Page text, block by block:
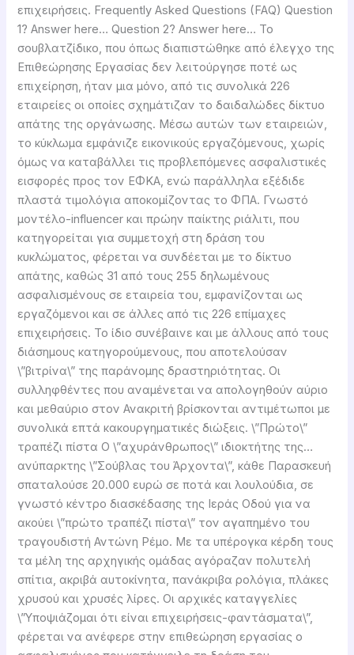
επιχειρήσεις. Frequently Asked Questions (FAQ) Question
1? Answer here… Question 2? Answer here… Το
σουβλατζίδικο, που όπως διαπιστώθηκε από έλεγχο της
Επιθεώρησης Εργασίας δεν λειτούργησε ποτέ ως
επιχείρηση, ήταν μια μόνο, από τις συνολικά 226
εταιρείες οι οποίες σχημάτιζαν το δαιδαλώδες δίκτυο
απάτης της οργάνωσης. Μέσω αυτών των εταιρειών,
το κύκλωμα εμφάνιζε εικονικούς εργαζόμενους, χωρίς
όμως να καταβάλλει τις προβλεπόμενες ασφαλιστικές
εισφορές προς τον ΕΦΚΑ, ενώ παράλληλα εξέδιδε
πλαστά τιμολόγια αποκομίζοντας το ΦΠΑ. Γνωστό
μοντέλο-influencer και πρώην παίκτης ριάλιτι, που
κατηγορείται για συμμετοχή στη δράση του
κυκλώματος, φέρεται να συνδέεται με το δίκτυο
απάτης, καθώς 31 από τους 255 δηλωμένους
ασφαλισμένους σε εταιρεία του, εμφανίζονται ως
εργαζόμενοι και σε άλλες από τις 226 επίμαχες
επιχειρήσεις. Το ίδιο συνέβαινε και με άλλους από τους
διάσημους κατηγορούμενους, που αποτελούσαν
\”βιτρίνα\” της παράνομης δραστηριότητας. Οι
συλληφθέντες που αναμένεται να απολογηθούν αύριο
και μεθαύριο στον Ανακριτή βρίσκονται αντιμέτωποι με
συνολικά επτά κακουργηματικές διώξεις. \”Πρώτο\”
τραπέζι πίστα Ο \”αχυράνθρωπος\” ιδιοκτήτης της…
ανύπαρκτης \”Σούβλας του Άρχοντα\”, κάθε Παρασκευή
σπαταλούσε 20.000 ευρώ σε ποτά και λουλούδια, σε
γνωστό κέντρο διασκέδασης της Ιεράς Οδού για να
ακούει \”πρώτο τραπέζι πίστα\” τον αγαπημένο του
τραγουδιστή Αντώνη Ρέμο. Με τα υπέρογκα κέρδη τους
τα μέλη της αρχηγικής ομάδας αγόραζαν πολυτελή
σπίτια, ακριβά αυτοκίνητα, πανάκριβα ρολόγια, πλάκες
χρυσού και χρυσές λίρες. Οι αρχικές καταγγελίες
\”Υποψιάζομαι ότι είναι επιχειρήσεις-φαντάσματα\”,
φέρεται να ανέφερε στην επιθεώρηση εργασίας ο